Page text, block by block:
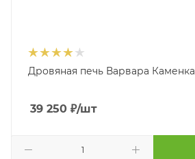
Дровяная печь Варвара Каменка
39 250 ₽/шт